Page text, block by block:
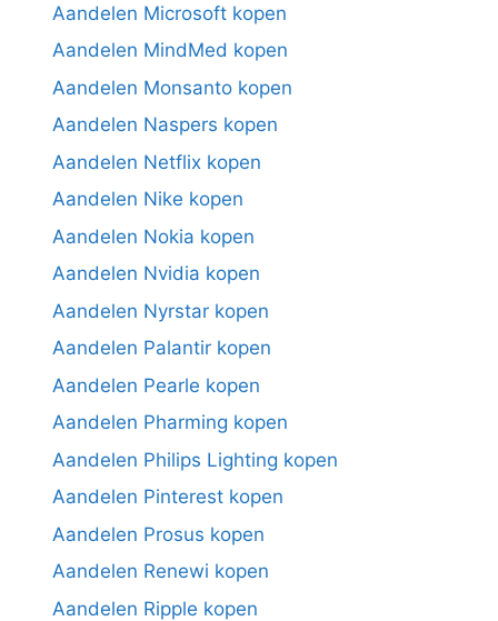
Aandelen Microsoft kopen
Aandelen MindMed kopen
Aandelen Monsanto kopen
Aandelen Naspers kopen
Aandelen Netflix kopen
Aandelen Nike kopen
Aandelen Nokia kopen
Aandelen Nvidia kopen
Aandelen Nyrstar kopen
Aandelen Palantir kopen
Aandelen Pearle kopen
Aandelen Pharming kopen
Aandelen Philips Lighting kopen
Aandelen Pinterest kopen
Aandelen Prosus kopen
Aandelen Renewi kopen
Aandelen Ripple kopen